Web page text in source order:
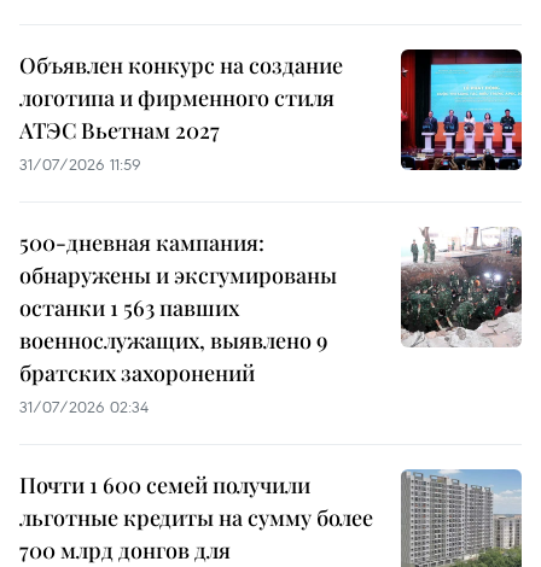
Объявлен конкурс на создание
логотипа и фирменного стиля
АТЭС Вьетнам 2027
31/07/2026 11:59
500-дневная кампания:
обнаружены и эксгумированы
останки 1 563 павших
военнослужащих, выявлено 9
братских захоронений
31/07/2026 02:34
Почти 1 600 семей получили
льготные кредиты на сумму более
700 млрд донгов для